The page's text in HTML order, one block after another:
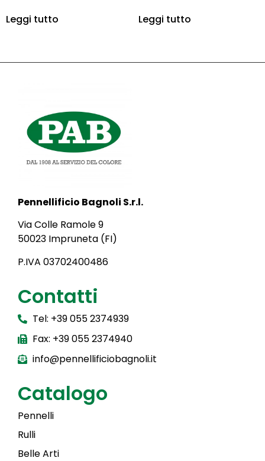
Leggi tutto
Leggi tutto
Pennellificio Bagnoli S.r.l.
Via Colle Ramole 9
50023 Impruneta (FI)
P.IVA 03702400486
Contatti
Tel: +39 055 2374939
Fax: +39 055 2374940
info@pennellificiobagnoli.it
Catalogo
Pennelli
Rulli
Belle Arti